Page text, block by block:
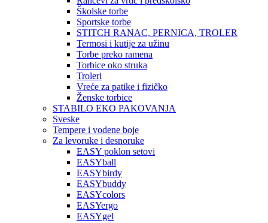
Školske torbe
Sportske torbe
STITCH RANAC, PERNICA, TROLER
Termosi i kutije za užinu
Torbe preko ramena
Torbice oko struka
Troleri
Vreće za patike i fizičko
Ženske torbice
STABILO EKO PAKOVANJA
Sveske
Tempere i vodene boje
Za levoruke i desnoruke
EASY poklon setovi
EASYball
EASYbirdy
EASYbuddy
EASYcolors
EASYergo
EASYgel